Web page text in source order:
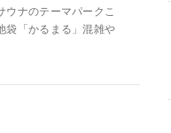
ウナのテーマパークこ
袋「かるまる」混雑や